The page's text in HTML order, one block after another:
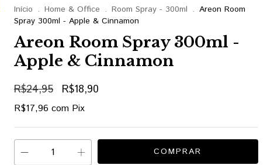
Início . Home & Office . Room Spray - 300ml . Areon Room
Spray 300ml - Apple & Cinnamon
Areon Room Spray 300ml -
Apple & Cinnamon
R$24,95 R$18,90
R$17,96 com Pix